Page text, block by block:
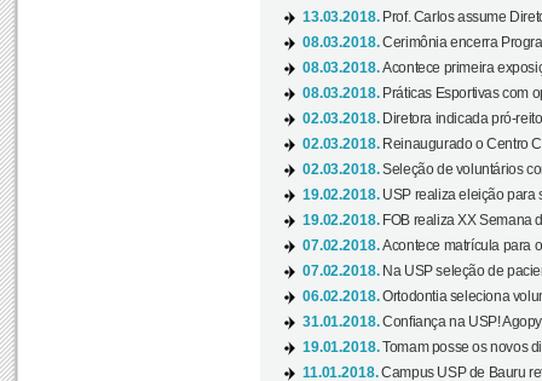
13.03.2018. Prof. Carlos assume
08.03.2018.Cerimônia encerra
08.03.2018.Acontece primeira
08.03.2018. Práticas Esportivas com
02.03.2018. Diretora indicada pró-
02.03.2018. Reinaugurado o Centro
02.03.2018.Seleção de voluntários
19.02.2018. USP realiza eleição para
19.02.2018. FOB realiza XX Semana
07.02.2018.Acontece matrícula para
07.02.2018. Na USP seleção de
06.02.2018.Ortodontia seleciona
31.01.2018.Confiança na USP!
19.01.2018.Tomam posse os novos
11.01.2018.Campus USP de Bauru